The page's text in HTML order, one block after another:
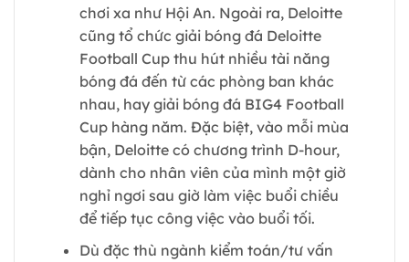
chơi xa như Hội An. Ngoài ra, Deloitte
cũng tổ chức giải bóng đá Deloitte
Football Cup thu hút nhiều tài năng
bóng đá đến từ các phòng ban khác
nhau, hay giải bóng đá BIG4 Football
Cup hàng năm. Đặc biệt, vào mỗi mùa
bận, Deloitte có chương trình D-hour,
dành cho nhân viên của mình một giờ
nghỉ ngơi sau giờ làm việc buổi chiều
để tiếp tục công việc vào buổi tối.
Dù đặc thù ngành kiểm toán/tư vấn